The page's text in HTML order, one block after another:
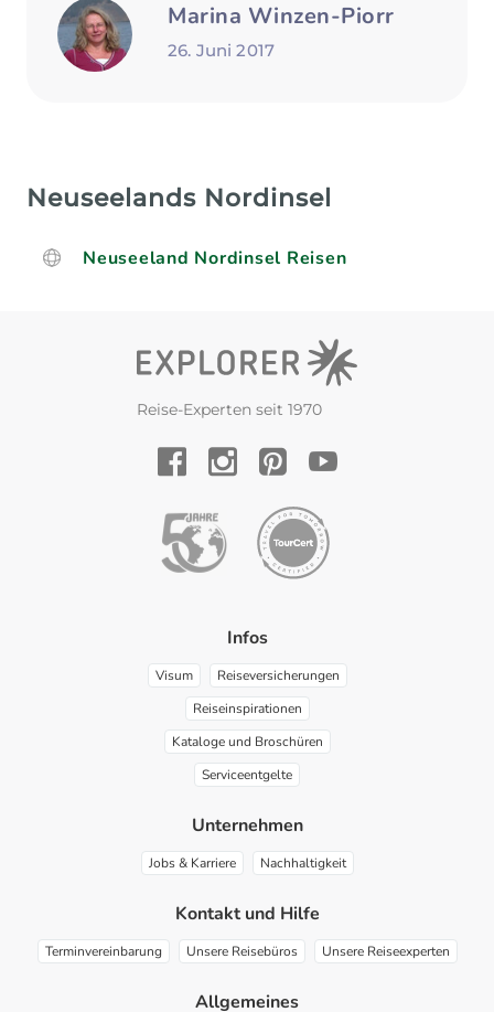
Marina Winzen-Piorr
26. Juni 2017
Neuseelands Nordinsel
Neuseeland Nordinsel Reisen
Reise-Experten seit 1970
Infos
Visum
Reiseversicherungen
Reiseinspirationen
Kataloge und Broschüren
Serviceentgelte
Unternehmen
Jobs & Karriere Nachhaltigkeit
Kontakt und Hilfe
Terminvereinbarung Unsere Reisebüros Unsere Reiseexperten
Allgemeines